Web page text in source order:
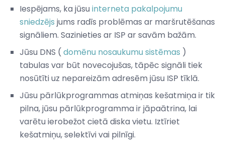
Iespējams, ka jūsu interneta pakalpojumu
sniedzējs jums radīs problēmas ar maršrutēšanas
signāliem. Sazinieties ar ISP ar savām bažām.
Jūsu DNS ( domēnu nosaukumu sistēmas )
tabulas var būt novecojušas, tāpēc signāli tiek
nosūtīti uz nepareizām adresēm jūsu ISP tīklā.
Jūsu pārlūkprogrammas atmiņas kešatmiņa ir tik
pilna, jūsu pārlūkprogramma ir jāpaātrina, lai
varētu ierobežot cietā diska vietu. Iztīriet
kešatmiņu, selektīvi vai pilnīgi.